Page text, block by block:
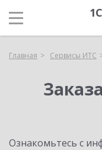
Главная Сервисы ИТС
Ознакомьтесь с